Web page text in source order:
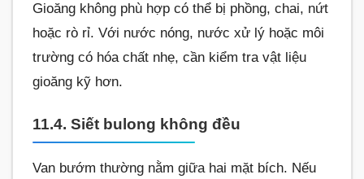
Gioăng không phù hợp có thể bị phồng, chai, nứt
hoặc rò rỉ. Với nước nóng, nước xử lý hoặc môi
trường có hóa chất nhẹ, cần kiểm tra vật liệu
gioăng kỹ hơn.
11.4. Siết bulong không đều
Van bướm thường nằm giữa hai mặt bích. Nếu